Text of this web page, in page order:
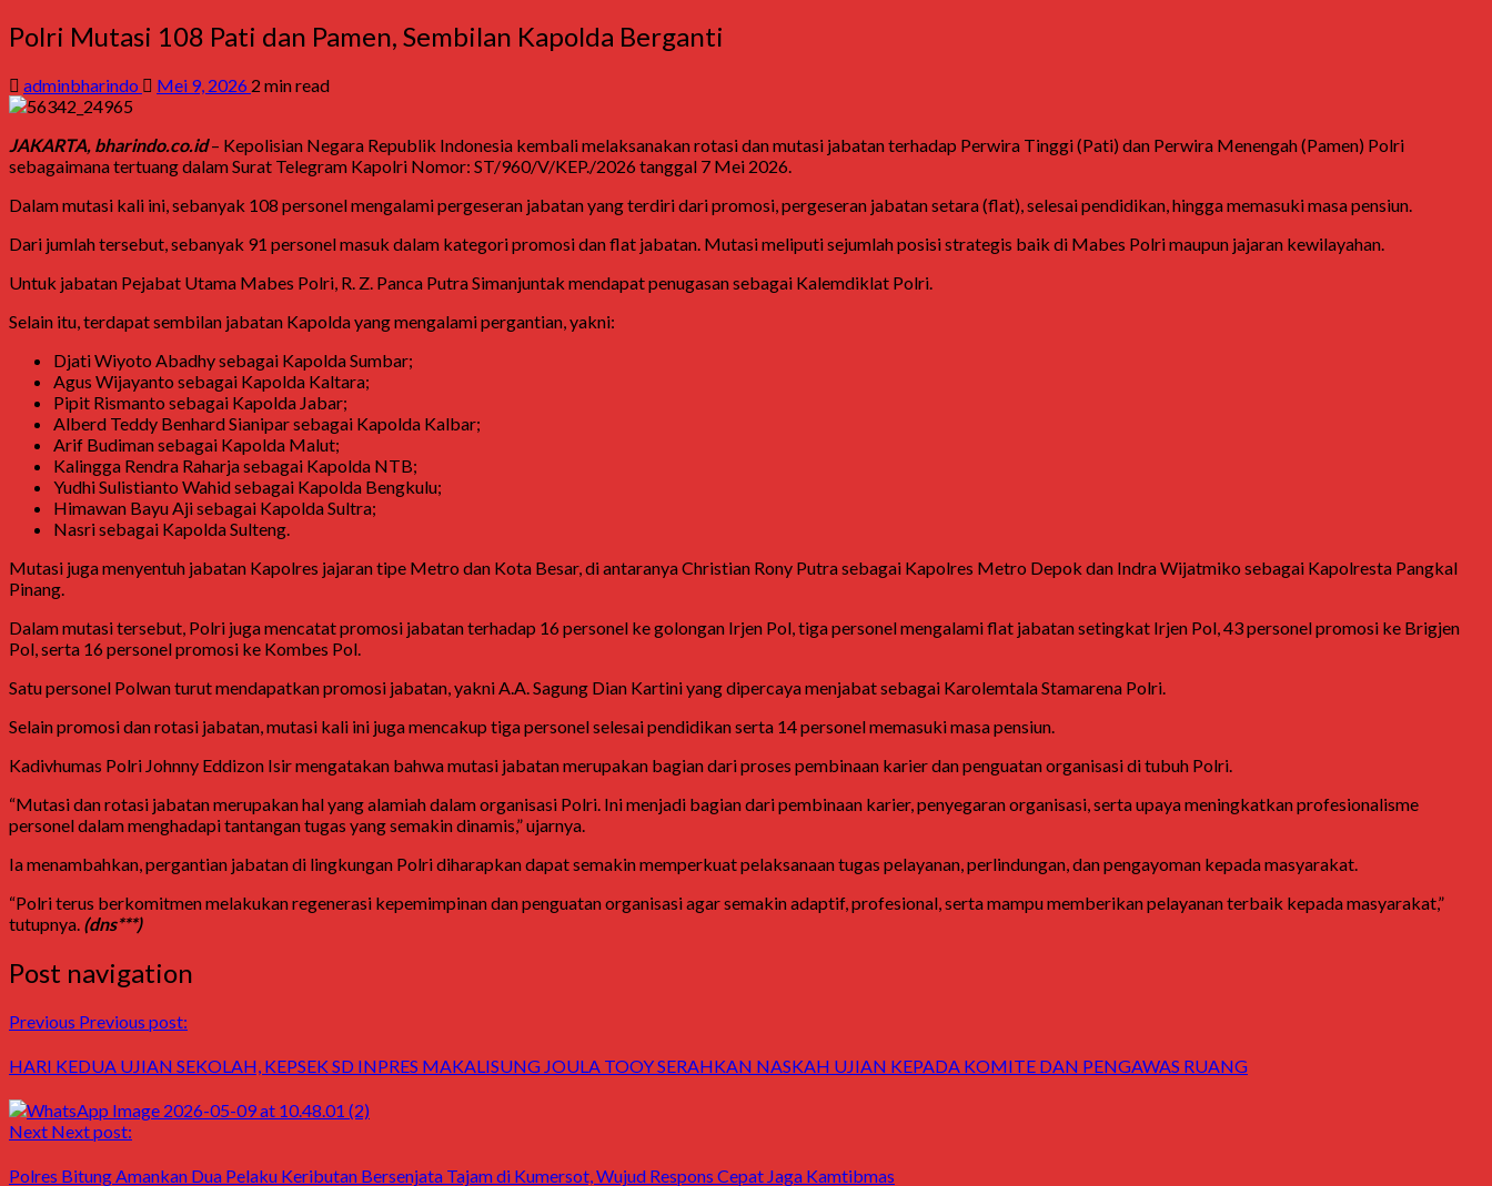
Polri Mutasi 108 Pati dan Pamen, Sembilan Kapolda Berganti
adminbharindo Mei 9, 2026 2 min read
JAKARTA, bharindo.co.id– Kepolisian Negara Republik Indonesia kembali melaksanakan rotasi dan mutasi jabatan terhadap Perwira Tinggi (Pati) dan Perwira Menengah (Pamen) Polri
sebagaimana tertuang dalam Surat Telegram Kapolri Nomor: ST/960/V/KEP./2026 tanggal 7 Mei 2026.
Dalam mutasi kali ini, sebanyak 108 personel mengalami pergeseran jabatan yang terdiri dari promosi, pergeseran jabatan setara (flat), selesai pendidikan, hingga memasuki masa pensiun.
Dari jumlah tersebut, sebanyak 91 personel masuk dalam kategori promosi dan flat jabatan. Mutasi meliputi sejumlah posisi strategis baik di Mabes Polri maupun jajaran kewilayahan.
Untuk jabatan Pejabat Utama Mabes Polri, R. Z. Panca Putra Simanjuntak mendapat penugasan sebagai Kalemdiklat Polri.
Selain itu, terdapat sembilan jabatan Kapolda yang mengalami pergantian, yakni:
Djati Wiyoto Abadhysebagai Kapolda Sumbar;
Agus Wijayanto sebagai Kapolda Kaltara;
Pipit Rismanto sebagai Kapolda Jabar;
Alberd Teddy Benhard Sianiparsebagai Kapolda Kalbar;
Arif Budimansebagai Kapolda Malut;
Kalingga Rendra Raharjasebagai Kapolda NTB;
Yudhi Sulistianto Wahidsebagai Kapolda Bengkulu;
Himawan Bayu Ajisebagai Kapolda Sultra;
Nasrisebagai Kapolda Sulteng.
Mutasi juga menyentuh jabatan Kapolres jajaran tipe Metro dan Kota Besar, di antaranyaChristian Rony Putrasebagai Kapolres Metro Depok dan Indra Wijatmiko sebagai Kapolresta Pangkal
Pinang.
Dalam mutasi tersebut, Polri juga mencatat promosi jabatan terhadap 16 personel ke golongan Irjen Pol, tiga personel mengalami flat jabatan setingkat Irjen Pol, 43 personel promosi ke Brigjen
Pol, serta 16 personel promosi ke Kombes Pol.
Satu personel Polwan turut mendapatkan promosi jabatan, yakniA.A. Sagung Dian Kartiniyang dipercaya menjabat sebagai Karolemtala Stamarena Polri.
Selain promosi dan rotasi jabatan, mutasi kali ini juga mencakup tiga personel selesai pendidikan serta 14 personel memasuki masa pensiun.
Kadivhumas Polri Johnny Eddizon Isirmengatakan bahwa mutasi jabatan merupakan bagian dari proses pembinaan karier dan penguatan organisasi di tubuh Polri.
“Mutasi dan rotasi jabatan merupakan hal yang alamiah dalam organisasi Polri. Ini menjadi bagian dari pembinaan karier, penyegaran organisasi, serta upaya meningkatkan profesionalisme
personel dalam menghadapi tantangan tugas yang semakin dinamis,” ujarnya.
Ia menambahkan, pergantian jabatan di lingkungan Polri diharapkan dapat semakin memperkuat pelaksanaan tugas pelayanan, perlindungan, dan pengayoman kepada masyarakat.
“Polri terus berkomitmen melakukan regenerasi kepemimpinan dan penguatan organisasi agar semakin adaptif, profesional, serta mampu memberikan pelayanan terbaik kepada masyarakat,”
tutupnya. (dns***)
Post navigation
Previous Previous post:
HARI KEDUA UJIAN SEKOLAH, KEPSEK SD INPRES MAKALISUNG JOULA TOOY SERAHKAN NASKAH UJIAN KEPADA KOMITE DAN PENGAWAS RUANG
Next Next post:
Polres Bitung Amankan Dua Pelaku Keributan Bersenjata Tajam di Kumersot, Wujud Respons Cepat Jaga Kamtibmas